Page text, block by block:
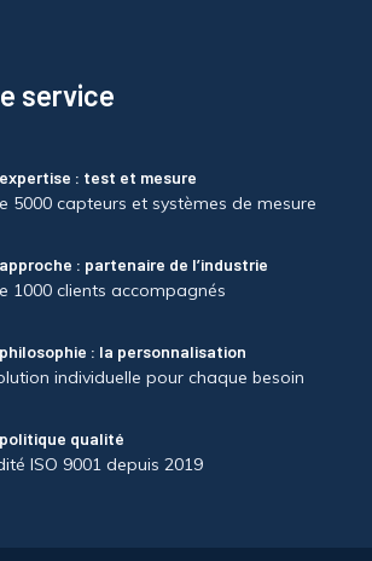
service
: test et mesure
5000 capteurs et systèmes de mesure
: partenaire de l’industrie
1000 clients accompagnés
: la personnalisation
individuelle pour chaque besoin
qualité
ISO 9001 depuis 2019